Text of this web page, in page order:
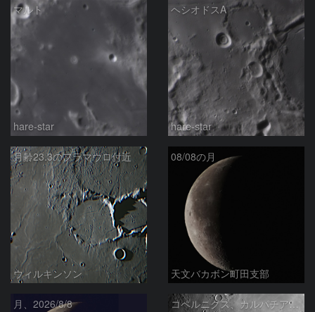
マルト
hare-star
ヘシオドスA
hare-star
月齢23.3のフラマウロ付近
ウィルキンソン
08/08の月
天文バカボン町田支部
月、2026/8/8 コペルニクス、カルパチア山脈付近